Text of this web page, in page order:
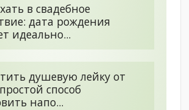
в свадебное
дата рождения
идеально...
душевую лейку от
способ
напо...